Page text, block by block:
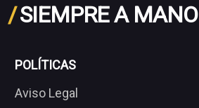
/SIEMPRE A MANO
POLÍTICAS
Aviso Legal